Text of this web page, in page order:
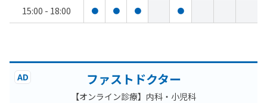
15:00 - 18:00 ● ● ● ●
AD ファストドクター
【オンライン診療】内科・小児科